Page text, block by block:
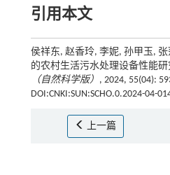
引用本文
侯祥东, 赵香玲, 李妮, 孙甲玉,
的农村生活污水处理设备性能研
（自然科学版） , 2024, 55(04):
DOI:CNKI:SUN:SCHO.0.2024-04-
上一篇